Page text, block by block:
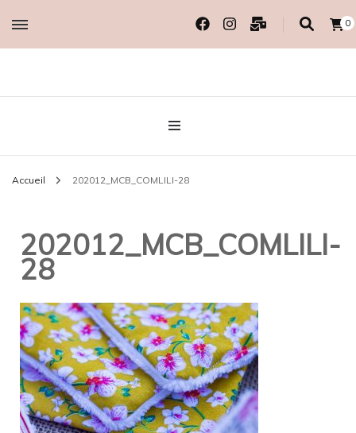
0
MADAME COTON
BIO
Accueil 202012_MCB_COMLILI-28
202012_MCB_COMLILI-
28